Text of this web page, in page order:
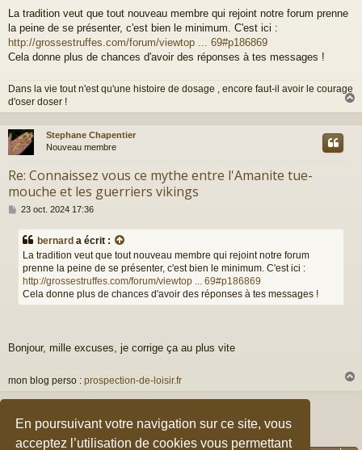
En poursuivant votre navigation sur ce site, vous
acceptez l’utilisation de cookies vous permettant
s
s
a
g
La tradition veut que tout nouveau membre qui rejoint notre forum prenne
la peine de se présenter, c'est bien le minimum. C'est ici :
http://grossestruffes.com/forum/viewtop ... 69#p186869
Cela donne plus de chances d'avoir des réponses à tes messages !
Dans la vie tout n'est qu'une histoire de dosage , encore faut-il avoir le courage
d'oser doser !
a
Stephane Chapentier
Nouveau membre
Re: Connaissez vous ce mythe entre l'Amanite tue-
mouche et les guerriers vikings
M
s
23 oct. 2024 17:36
bernard a écrit :
La tradition veut que tout nouveau membre qui rejoint notre forum
prenne la peine de se présenter, c'est bien le minimum. C'est ici :
http://grossestruffes.com/forum/viewtop ... 69#p186869
Cela donne plus de chances d'avoir des réponses à tes messages !
Bonjour, mille excuses, je corrige ça au plus vite
mon blog perso : prospection-de-loisir.fr
3 messages • Page1sur1